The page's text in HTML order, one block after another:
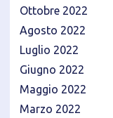
Ottobre 2022
Agosto 2022
Luglio 2022
Giugno 2022
Maggio 2022
Marzo 2022